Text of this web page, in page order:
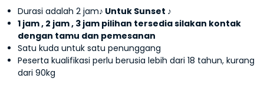
Durasi adalah 2 jam♪ Untuk Sunset ♪
1 jam , 2 jam , 3 jam pilihan tersedia silakan kontak
dengan tamu dan pemesanan
Satu kuda untuk satu penunggang
Peserta kualifikasi perlu berusia lebih dari 18 tahun, kurang
dari 90kg